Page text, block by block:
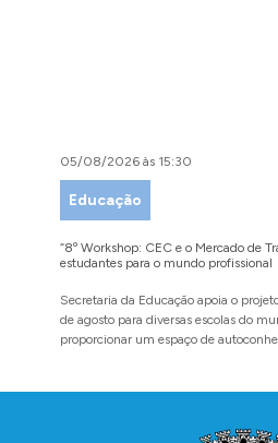
05/08/2026 às 15:30
Educação
“8º Workshop: CEC e o Mercado de
estudantes para o mundo profissional
Secretaria da Educação apoia o
de agosto para diversas escolas do
proporcionar um espaço de